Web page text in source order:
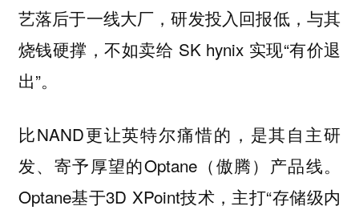
艺落后于一线大厂，研发投入回报低，与其
烧钱硬撑，不如卖给 SK hynix 实现“有价退
出”。
比NAND更让英特尔痛惜的，是其自主研
发、寄予厚望的Optane（傲腾）产品线。
Optane基于3D XPoint技术，主打“存储级内